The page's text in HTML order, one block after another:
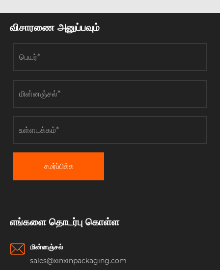
விசாரணை அனுப்பவும்
சமர்ப்பிக்க
எங்களை தொடர்பு கொள்ள
மின்னஞ்சல்
sales@xinxinpackaging.com